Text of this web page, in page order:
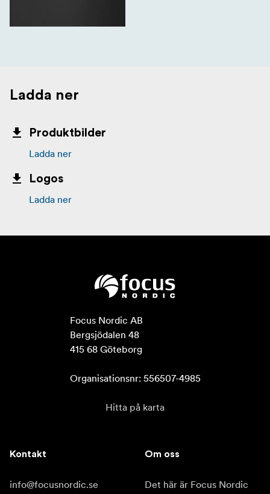
Ladda ner
Produktbilder
Ladda ner
Logos
Ladda ner
Focus Nordic AB
Bergsjödalen 48
415 68 Göteborg
Organisationsnr: 556507-4985
Hitta på karta
Kontakt
info@focusnordic.se
Om oss
Det här är Focus Nordic